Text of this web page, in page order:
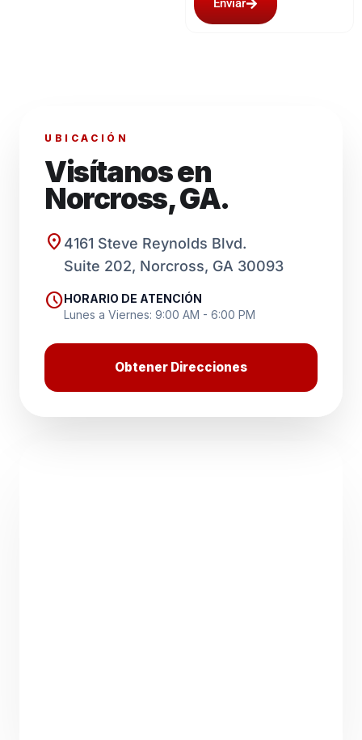
Enviar
UBICACIÓN
Visítanos en
Norcross, GA.
location_on 4161 Steve Reynolds Blvd.
Suite 202, Norcross, GA 30093
scheduleHORARIO DE ATENCIÓN
Lunes a Viernes: 9:00 AM - 6:00 PM
Obtener Direcciones